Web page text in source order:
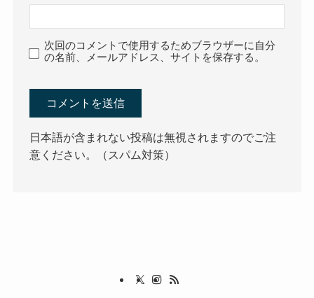
次回のコメントで使用するためブラウザーに自分
の名前、メールアドレス、サイトを保存する。
日本語が含まれない投稿は無視されますのでご注
意ください。（スパム対策）